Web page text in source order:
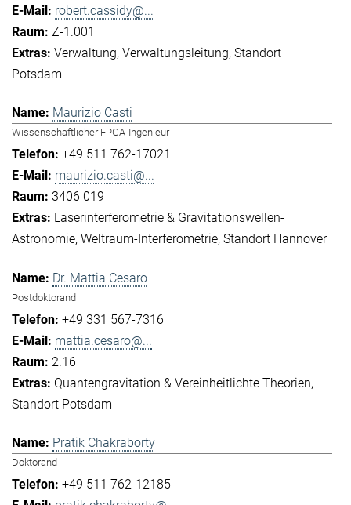
robert.cassidy@...
Z-1.001
Verwaltung Verwaltungsleitung Standort
Potsdam
Maurizio Casti
Wissenschaftlicher FPGA-Ingenieur
+49 511 762-17021
maurizio.casti@...
3406 019
Laserinterferometrie & Gravitationswellen-
Astronomie Weltraum-Interferometrie Standort Hannover
Dr. Mattia Cesaro
Postdoktorand
+49 331 567-7316
mattia.cesaro@...
2.16
Quantengravitation & Vereinheitlichte Theorien
Standort Potsdam
Pratik Chakraborty
Doktorand
+49 511 762-12185